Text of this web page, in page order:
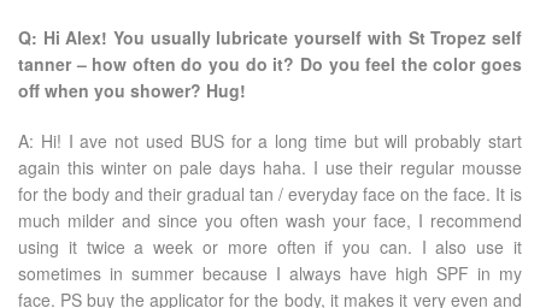
Q: Hi Alex! You usually lubricate yourself with St Tropez self
tanner – how often do you do it? Do you feel the color goes
off when you shower? Hug!
A: Hi! I ave not used BUS for a long time but will probably start
again this winter on pale days haha. I use their regular mousse
for the body and their gradual tan / everyday face on the face. It is
much milder and since you often wash your face, I recommend
using it twice a week or more often if you can. I also use it
sometimes in summer because I always have high SPF in my
face. PS buy the applicator for the body, it makes it very even and